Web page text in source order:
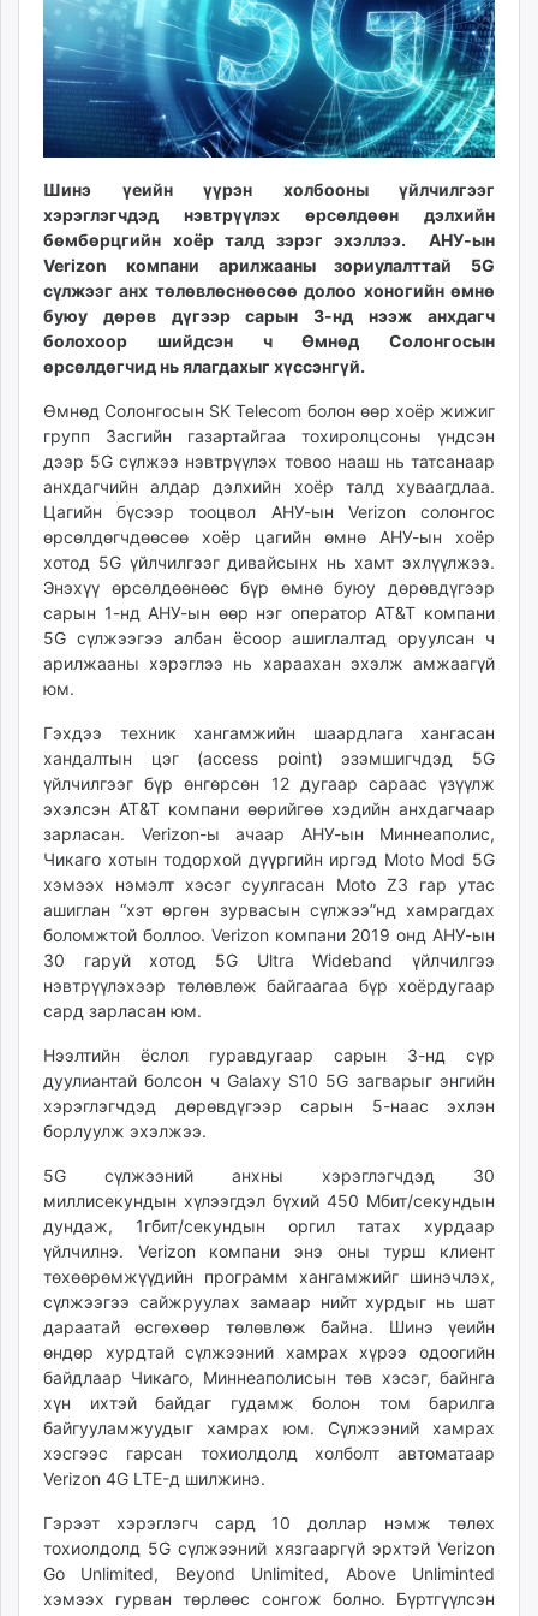
ikon.mn
mnb.mn
Livetv.mn
Eguur.mn
24tsag.mn
eagle.mn
ergelt.mn
zarig.mn
today.mn
zuv.mn
mminfo.mn
ugluu.mn
urlag.mn
unen.mn
asu.mn
shudarga.mn
shuurhai.mn
unuudur.mn
isee.mn
mglradio.com
fact.mn
itoim.mn
shuum.mn
times.mn
tvmongolia.mn
mass.mn
unegui.mn
assa.mn
toim.mn
tac.mn
paparazzi.mn
unread.today
Шинэ үеийн үүрэн холбооны үйлчилгээг
хэрэглэгчдэд нэвтрүүлэх өрсөлдөөн дэлхийн
бөмбөрцгийн хоёр талд зэрэг эхэллээ. АНУ-ын
Verizon компани арилжааны зориулалттай 5G
сүлжээг анх төлөвлөснөөсөө долоо хоногийн өмнө
буюу дөрөв­ дүгээр сарын 3-нд нээж анхдагч
болохоор шийдсэн ч Өмнөд Солонгосын
өрсөлдөгчид нь ялагдахыг хүссэнгүй.
Өмнөд Солонгосын SK Telecom болон өөр хоёр жижиг
групп Засгийн газартайгаа тохиролцсоны үндсэн
дээр 5G сүлжээ нэвтрүүлэх товоо нааш нь татсанаар
анхдагчийн алдар дэлхийн хоёр талд хуваагдлаа.
Цагийн бүсээр тооцвол АНУ-ын Verizon солонгос
өрсөлдөгчдөөсөө хоёр цагийн өмнө АНУ-ын хоёр
хотод 5G үйлчилгээг дивайсынх нь хамт эхлүүлжээ.
Энэхүү өрсөлдөөнөөс бүр өмнө буюу дөрөвдүгээр
сарын 1-нд АНУ-ын өөр нэг оператор AT&T компани
5G сүлжээгээ албан ёсоор ашиглалтад оруулсан ч
арилжааны хэрэглээ нь хараахан эхэлж амжаагүй
юм.
Гэхдээ техник хангамжийн шаардлага хангасан
хандалтын цэг (access point) эзэмшигчдэд 5G
үйлчилгээг бүр өнгөрсөн 12 дугаар сараас үзүүлж
эхэлсэн AT&T компани өөрийгөө хэдийн анхдагчаар
зарласан. Verizon-ы ачаар АНУ-ын Миннеаполис,
Чикаго хотын тодорхой дүүргийн иргэд Moto Mod 5G
хэмээх нэмэлт хэсэг суулгасан Moto Z3 гар утас
ашиглан “хэт өргөн зурвасын сүлжээ”­нд хамрагдах
боломжтой боллоо. Verizon компани 2019 онд АНУ-ын
30 гаруй хотод 5G Ultra Wideband үйлчилгээ
нэвтрүүлэхээр төлөвлөж байгаагаа бүр хоёрдугаар
сард зарласан юм.
Нээлтийн ёслол гуравдугаар сарын 3-нд сүр
дуулиантай болсон ч Galaxy S10 5G загварыг энгийн
хэрэглэгчдэд дөрөвдүгээр сарын 5-наас эхлэн
борлуулж эхэлжээ.
5G сүлжээний анхны хэрэглэгчдэд 30
миллисекундын хүлээгдэл бүхий 450 Мбит/секундын
дундаж, 1гбит/секундын оргил татах хурдаар
үйлчилнэ. Verizon компани энэ оны турш клиент
төхөөрөмжүүдийн программ хангамжийг шинэчлэх,
сүлжээгээ сайжруулах замаар нийт хурдыг нь шат
дараатай өсгөхөөр төлөвлөж байна. Шинэ үеийн
өндөр хурдтай сүлжээний хамрах хүрээ одоогийн
байдлаар Чикаго, Миннеаполисын төв хэсэг, байнга
хүн ихтэй байдаг гудамж болон том барилга
байгууламжуудыг хамрах юм. Сүлжээний хамрах
хэсгээс гарсан тохиолдолд холболт автоматаар
Verizon 4G LTE-д шилжинэ.
Гэрээт хэрэглэгч сард 10 доллар нэмж төлөх
тохиолдолд 5G сүлжээний хязгааргүй эрхтэй Verizon
Go Unlimited, Beyond Unlimited, Above Unliminted
хэмээх гурван төрлөөс сонгож болно. Бүртгүүлсэн